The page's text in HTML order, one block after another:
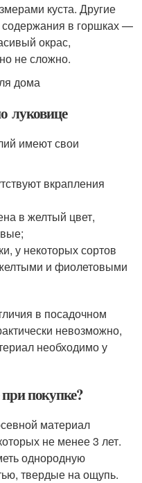
куста. Другие
содержания в горшках —
окрас,
не сложно.
дома
луковице
имеют свои
вкрапления
в желтый цвет,
у некоторых сортов
и фиолетовыми
в посадочном
невозможно,
необходимо у
покупке?
материал
не менее 3 лет.
однородную
твердые на ощупь.